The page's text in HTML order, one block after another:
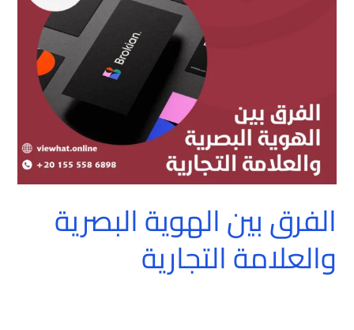
الفرق بين الهوية البصرية
والعلامة التجارية